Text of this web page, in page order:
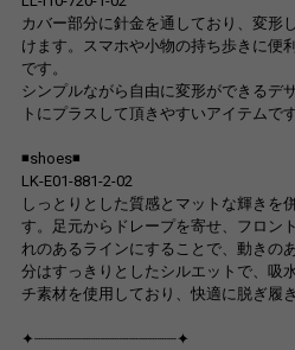
カバー部分に針金を通しており、変形
けます。スマホや小物の持ち歩きに便
です。
シンプルながら自由に変形ができるデ
トにプラスして頂きやすいアイテムです
◾️shoes◾️
LK-E01-881-2-02
しっとりとした質感とマットな輝きを
す。足元からドレープを寄せ、フロン
れのあるラインにすることで、動きの
分はすっきりとしたシルエットで、吸
チ素材を使用しており、快適に脱ぎ履
✦┈┈┈┈┈┈┈┈┈┈┈┈┈┈┈✦